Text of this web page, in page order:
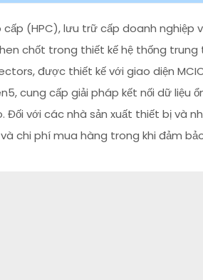
(HPC), lưu trữ cấp doanh nghiệp
chốt trong thiết kế hệ thống trung
được thiết kế với giao diện
cung cấp giải pháp kết nối dữ liệu
với các nhà sản xuất thiết bị và
chi phí mua hàng trong khi đảm